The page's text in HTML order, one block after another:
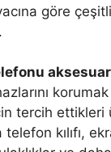
göre
aksesuar
tercih ettikleri
kılıfı,